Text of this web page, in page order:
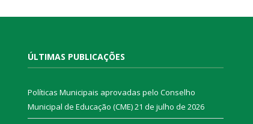
ÚLTIMAS PUBLICAÇÕES
Políticas Municipais aprovadas pelo Conselho
Municipal de Educação (CME)21 de julho de 2026